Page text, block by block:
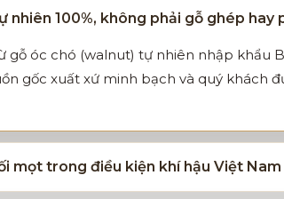
100%, không phải gỗ ghép hay
óc chó (walnut) tự nhiên nhập khẩu
gốc xuất xứ minh bạch và quý khách
mọt trong điều kiện khí hậu Việt